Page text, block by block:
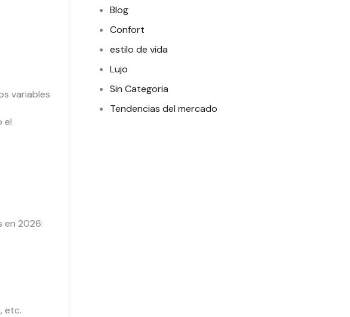
variables
el
en 2026:
etc.
Blog
Confort
estilo de vida
Lujo
Sin Categoria
Tendencias del mercado